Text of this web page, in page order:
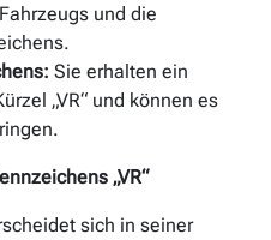
und die
Sie erhalten ein
„VR“ und können es
„VR“
sich in seiner